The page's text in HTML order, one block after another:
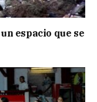
espacio que se